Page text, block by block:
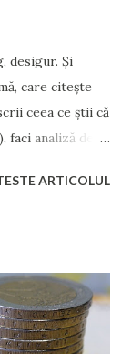
desigur. Și
care citește
ceea ce știi că
analiză de
și îți
o interesează.
care să-i
doar relatări
ARTICOLUL